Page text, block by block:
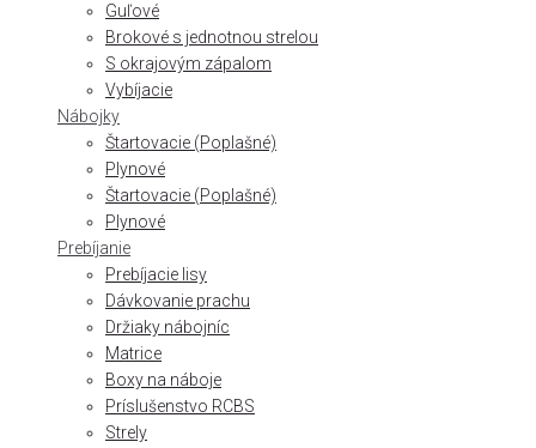
Guľové
Brokové s jednotnou strelou
S okrajovým zápalom
Vybíjacie
Nábojky
Štartovacie (Poplašné)
Plynové
Štartovacie (Poplašné)
Plynové
Prebíjanie
Prebíjacie lisy
Dávkovanie prachu
Držiaky nábojníc
Matrice
Boxy na náboje
Príslušenstvo RCBS
Strely